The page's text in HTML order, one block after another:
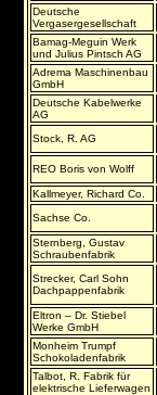
Deutsche
Vergasergesellschaft
Bamag-Meguin Werk
und Julius Pintsch AG
Adrema Maschinenbau
GmbH
Deutsche Kabelwerke
AG
Stock, R. AG
REO Boris von Wolff
Kallmeyer, Richard Co.
Sachse Co.
Sternberg, Gustav
Schraubenfabrik
Strecker, Carl Sohn
Dachpappenfabrik
Eltron – Dr. Stiebel
Werke GmbH
Monheim Trumpf
Schokoladenfabrik
Talbot, R. Fabrik für
elektrische Lieferwagen